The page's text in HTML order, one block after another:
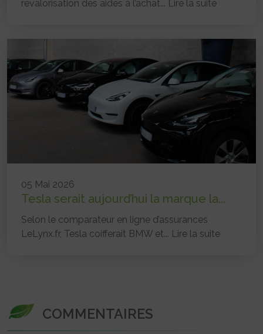
revalorisation des aides à l’achat... Lire la suite
05 Mai 2026
Tesla serait aujourd’hui la marque la...
Selon le comparateur en ligne d’assurances
LeLynx.fr, Tesla coifferait BMW et... Lire la suite
COMMENTAIRES